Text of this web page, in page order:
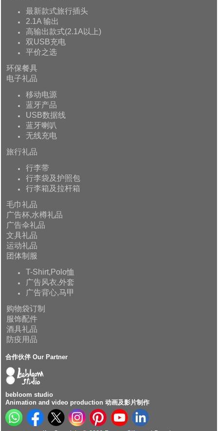
最新款式旅行插头
2.1A 输出
高输出款式(2.1A以上)
双USB充电
平价之选
环保餐具
电子礼品
移动电源
蓝牙产品
USB数据线
蓝牙喇叭
无线充电
旅行礼品
行李带
行李袋及护照包
行李箱及拉杆箱
毛巾礼品
广告杯,水樽礼品
广告伞礼品
文具礼品
运动礼品
团体制服
T-Shirt,Polo恤
广告风衣,外套
广告背心,马甲
购物袋订制
服饰配件
酒具礼品
防疫用品
合作伙伴 Our Partner
bebloom studio
Animation and video production 动画及影片制作